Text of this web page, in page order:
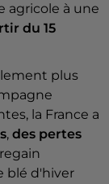
agricole à une
du 15
plus
la France a
, des pertes
blé d'hiver